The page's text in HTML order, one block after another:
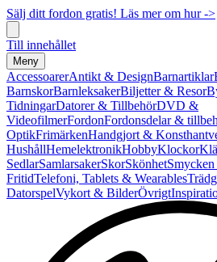
Sälj ditt fordon gratis! Läs mer om hur ->
Till innehållet
Meny
AccessoarerAntikt & DesignBarnartiklar
BarnskorBarnleksakerBiljetter & Resor
TidningarDatorer & TillbehörDVD &
VideofilmerFordonFordonsdelar &
OptikFrimärkenHandgjort &
HushållHemelektronikHobbyKlockor
SedlarSamlarsakerSkorSkönhet
FritidTelefoni, Tablets & Wearables
DatorspelVykort & BilderÖvrigt